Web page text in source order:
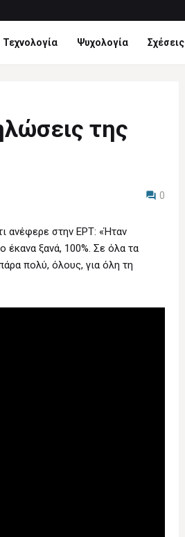
Τεχνολογία Ψυχολογία Σχέσεις
της
0
ανέφερε στην ΕΡΤ: «Ήταν
έκανα ξανά, 100%. Σε όλα τα
πολύ, όλους, για όλη τη